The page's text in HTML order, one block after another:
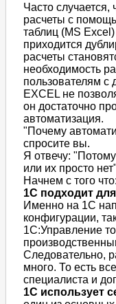
Часто случается,
расчеты с
таблиц (MS
приходится
расчеты
необходимость
пользователям с
EXCEL не
он достаточно
автоматизация.
"Почему
спросите вы.
Я отвечу:
или их просто
Начнем с того что:
1С подходит
Именно на 1С
конфигурации,
1С:Управление
Следовательно,
много. То есть
специалиста и
1С использует